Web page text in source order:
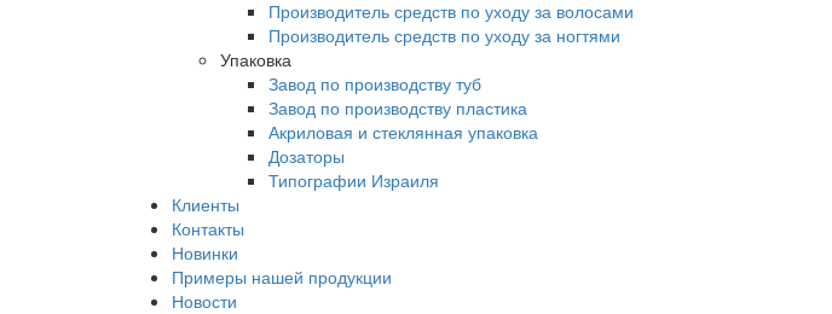
Производитель средств по уходу за волосами
Производитель средств по уходу за ногтями
Упаковка
Завод по производству туб
Завод по производству пластика
Акриловая и стеклянная упаковка
Дозаторы
Типографии Израиля
Клиенты
Контакты
Новинки
Примеры нашей продукции
Новости